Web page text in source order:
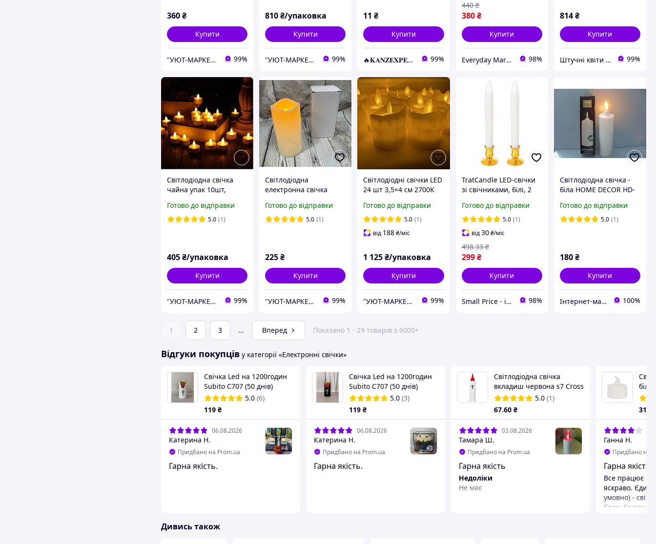
360₴
Купити
"УЮТ-МАРКЕТ" інтернет-магазин 99%
810₴/упаковка
Купити
"УЮТ-МАРКЕТ" інтернет-магазин 99%
11 ₴
Купити
🔥𝐊𝐀𝐍𝐙𝐄𝐗𝐏𝐄𝐑𝐓.com.ua🔥 99%
380 ₴
440 ₴
Купити
Everyday Market 98%
814₴
Купити
Штучні квіти та товари для декору - Perlyna-dekoru.com.ua 99%
Світлодіодна свічка
чайна упак 10шт,
батарейкою СR2032 в
комплекті
Готово до відправки
5.0 (1)
405₴/упаковка
Купити
"УЮТ-МАРКЕТ" інтернет-магазин 99%
Світлодіодна
електронна свічка
батарейках 3хAAA
Готово до відправки
5.0 (1)
225₴
Купити
"УЮТ-МАРКЕТ" інтернет-магазин 99%
Світлодіодні свічки LED
24 шт 3,5×4 см 2700K
для декору, свята та
романтики
Готово до відправки
5.0 (1)
від 188₴/міс
1 125₴/упаковка
Купити
"УЮТ-МАРКЕТ" інтернет-магазин 99%
TratCandle LED-свічки
зі свічниками, білі, 2
Готово до відправки
5.0 (1)
від30 ₴/міс
299 ₴
498.33 ₴
Купити
Small Price - інтернет-магазин товарів для дому 98%
Світлодіодна свічка -
біла HOME DECOR HD-
Готово до відправки
5.0 (1)
180₴
Купити
Інтернет-магазин "Maxam" 100%
1 2 3 ... Вперед Показано 1 - 29 товарів з 6000+
Відгуки покупців у категорії «Електронні свічки»
Свічка Led на 1200годин
Subito С707 (50 днів)
5.0 (6)
119 ₴
06.08.2026
Катерина Н.
Придбано на Prom.ua +4
Гарна якість.
Свічка Led на 1200годин
Subito С707 (50 днів)
(Чорна)
5.0 (3)
119 ₴
06.08.2026
Катерина Н.
Придбано на Prom.ua +3
Гарна якість.
Світлодіодна свічка
вкладиш червона s7 Cross
Subito 167*48 мм
5.0 (1)
67.60 ₴
03.08.2026
Тамара Ш.
Придбано на Prom.ua
Гарна якість
Недоліки
Не має
31
Ганна Н.
Придбано на
Гарна якість
Все працює і
яскраво. Єдиний мінус (і то доволі
умовно) -
брак, бо
Дивись також